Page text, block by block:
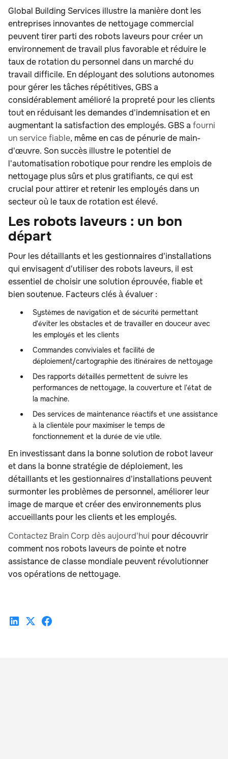
Global Building Services illustre la manière dont les
entreprises innovantes de nettoyage commercial
peuvent tirer parti des robots laveurs pour créer un
environnement de travail plus favorable et réduire le
taux de rotation du personnel dans un marché du
travail difficile. En déployant des solutions autonomes
pour gérer les tâches répétitives, GBS a
considérablement amélioré la propreté pour les clients
tout en réduisant les demandes d'indemnisation et en
augmentant la satisfaction des employés. GBS a fourni
un service fiable, même en cas de pénurie de main-
d'œuvre. Son succès illustre le potentiel de
l'automatisation robotique pour rendre les emplois de
nettoyage plus sûrs et plus gratifiants, ce qui est
crucial pour attirer et retenir les employés dans un
secteur où le taux de rotation est élevé.
Les robots laveurs : un bon
départ
Pour les détaillants et les gestionnaires d'installations
qui envisagent d'utiliser des robots laveurs, il est
essentiel de choisir une solution éprouvée, fiable et
bien soutenue. Facteurs clés à évaluer :
Systèmes de navigation et de sécurité permettant
d'éviter les obstacles et de travailler en douceur avec
les employés et les clients
Commandes conviviales et facilité de
déploiement/cartographie des itinéraires de nettoyage
Des rapports détaillés permettent de suivre les
performances de nettoyage, la couverture et l'état de
la machine.
Des services de maintenance réactifs et une assistance
à la clientèle pour maximiser le temps de
fonctionnement et la durée de vie utile.
En investissant dans la bonne solution de robot laveur
et dans la bonne stratégie de déploiement, les
détaillants et les gestionnaires d'installations peuvent
surmonter les problèmes de personnel, améliorer leur
image de marque et créer des environnements plus
accueillants pour les clients et les employés.
Contactez Brain Corp dès aujourd'hui pour découvrir
comment nos robots laveurs de pointe et notre
assistance de classe mondiale peuvent révolutionner
vos opérations de nettoyage.